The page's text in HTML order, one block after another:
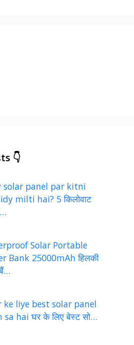
👇
solar panel par kitni
milti hai? 5 किलोवाट
Solar Portable
Bank 25000mAh हिलकी
ke liye best solar panel
sa hai घर के लिए बेस्ट सो…